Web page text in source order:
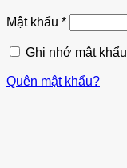
Mật khẩu *
Ghi nhớ mật khẩu
Quên mật khẩu?